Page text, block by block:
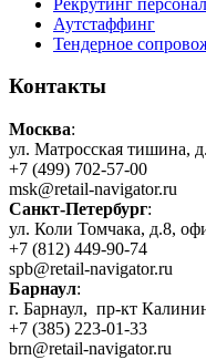
Аутстаффинг
Тендерное
Контакты
Москва:
ул. Матросская тишина,
+7 (499) 702-57-00
msk@retail-navigator.ru
Санкт-Петербург:
ул. Коли Томчака, д.8,
+7 (812) 449-90-74
spb@retail-navigator.ru
Барнаул:
г. Барнаул, пр-кт
+7 (385) 223-01-33
brn@retail-navigator.ru